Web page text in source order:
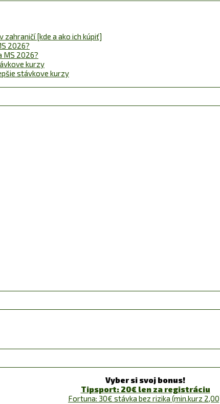
zahraničí [kde a ako ich kúpiť]
2026?
MS 2026?
kurzy
stávkove kurzy
Vyber si svoj bonus!
Tipsport: 20€ len za registráciu
Fortuna: 30€ stávka bez rizika (min.kurz